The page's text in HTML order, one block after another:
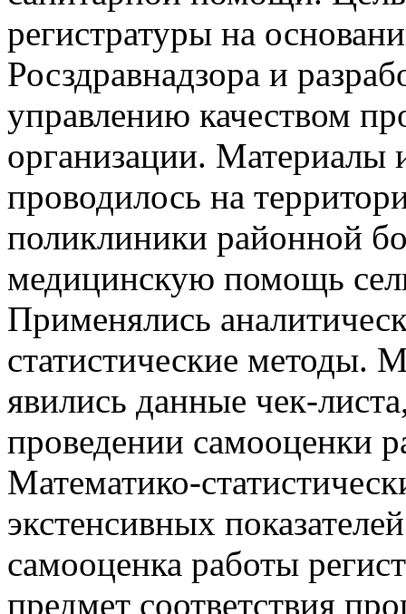
регистратуры на
Росздравнадзора и
управлению качеством
организации. Материалы
проводилось на
поликлиники районной
медицинскую помощь
Применялись
статистические методы.
явились данные чек-
проведении самооценки
Математико-
экстенсивных
самооценка работы
предмет соответствия